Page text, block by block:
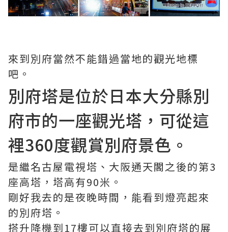
來到別府當然不能錯過當地的觀光地標
吧。
別府塔是位於日本大分縣別
府市的一座觀光塔，可從這
裡360度觀賞別府景色。
是繼名古屋電視塔、大阪通天閣之後的第3
座高塔，塔高有90米。
剛好我去的是夜晚時間，能看到燈亮起來
的別府塔。
搭升降機到17樓可以直接去到別府塔的展